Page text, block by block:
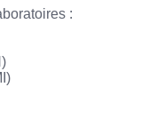
: